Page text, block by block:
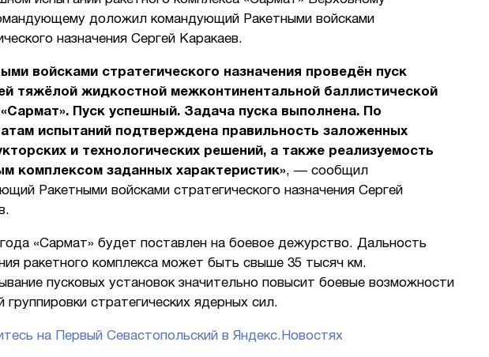
доложил командующий Ракетными войсками
назначения Сергей Каракаев.
войсками стратегического назначения проведён пуск
тяжёлой жидкостной межконтинентальной баллистической
Пуск успешный. Задача пуска выполнена. По
испытаний подтверждена правильность заложенных
и технологических решений, а также реализуемость
комплексом заданных характеристик», — сообщил
Ракетными войсками стратегического назначения Сергей
«Сармат» будет поставлен на боевое дежурство. Дальность
ракетного комплекса может быть свыше 35 тысяч км.
пусковых установок значительно повысит боевые возможности
группировки стратегических ядерных сил.
на Первый Севастопольский в Яндекс.Новостях